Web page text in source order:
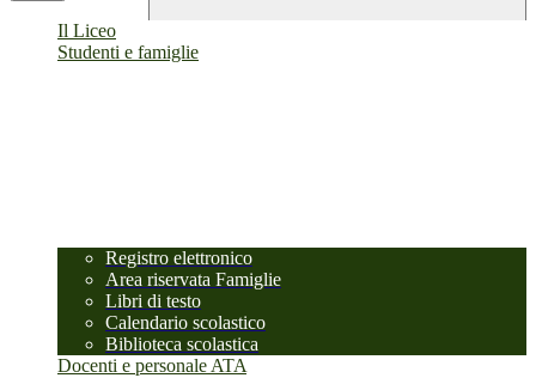
Il Liceo
Studenti e famiglie
Registro elettronico
Area riservata Famiglie
Libri di testo
Calendario scolastico
Biblioteca scolastica
Docenti e personale ATA